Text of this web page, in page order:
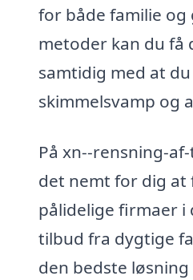
for både familie
metoder kan du få
samtidig med at
skimmelsvamp og
På xn--rensning-
det nemt for dig at
pålidelige firmaer
tilbud fra dygtige
den bedste